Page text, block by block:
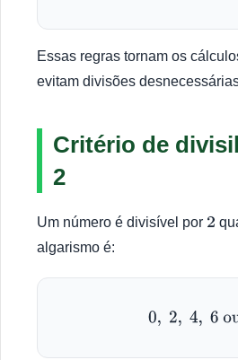
Essas regras tornam os
evitam divisões
Critério de
2
Um número é divisível por 2
algarismo é:
0 , 2 4, 6ou